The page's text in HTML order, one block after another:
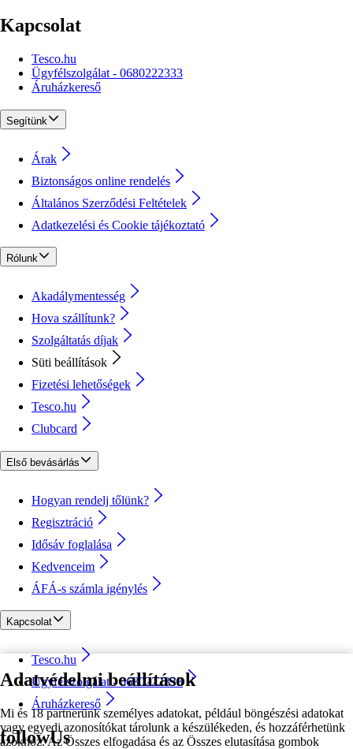
Adatvédelmi beállítások
Mi és 18 partnerünk személyes adatokat, például böngészési adatokat
vagy egyedi azonosítókat tárolunk a készülékeden, és hozzáférhetünk
azokhoz. Az Összes elfogadása és az Összes elutasítása gombok
Kapcsolat
Tesco.hu
Ügyfélszolgálat - 0680222333
Áruházkereső
Segítünk
Árak
Biztonságos online rendelés
Általános Szerződési Feltételek
Adatkezelési és Cookie tájékoztató
Rólunk
Akadálymentesség
Hova szállítunk?
Szolgáltatás díjak
Süti beállítások
Fizetési lehetőségek
Tesco.hu
Clubcard
Első bevásárlás
Hogyan rendelj tőlünk?
Regisztráció
Idősáv foglalása
Kedvenceim
ÁFÁ-s számla igénylés
Kapcsolat
Tesco.hu
Ügyfélszolgálat - 0680222333
Áruházkereső
followUs